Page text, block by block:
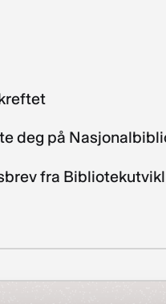
deg på
fra